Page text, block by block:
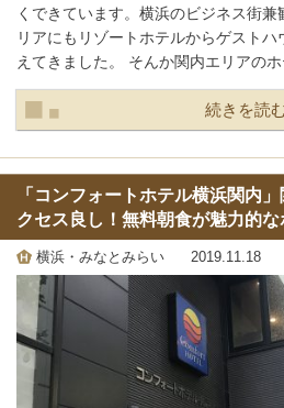
くできています。横浜のビジネス街
リアにもリゾートホテルからゲスト
えてきました。 そんか関内エリアの
続きを読
「コンフォートホテル横浜関内
クセス良し！無料朝食が魅力的な
横浜・みなとみらい 2019.11.18